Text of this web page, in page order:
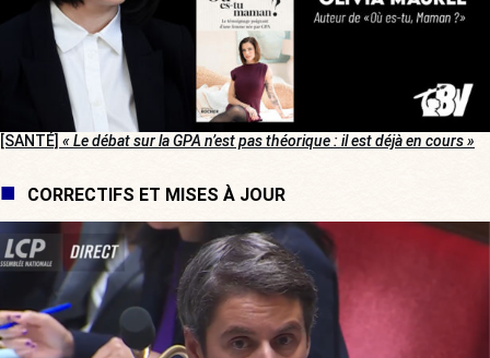
[SANTÉ] « Le débat sur la GPA n’est pas théorique : il est déjà en cours »
CORRECTIFS ET MISES À JOUR